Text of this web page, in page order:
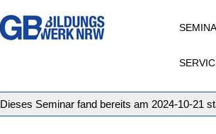
Statusmeldung
Dieses Seminar fand bereits am 2024-10-21